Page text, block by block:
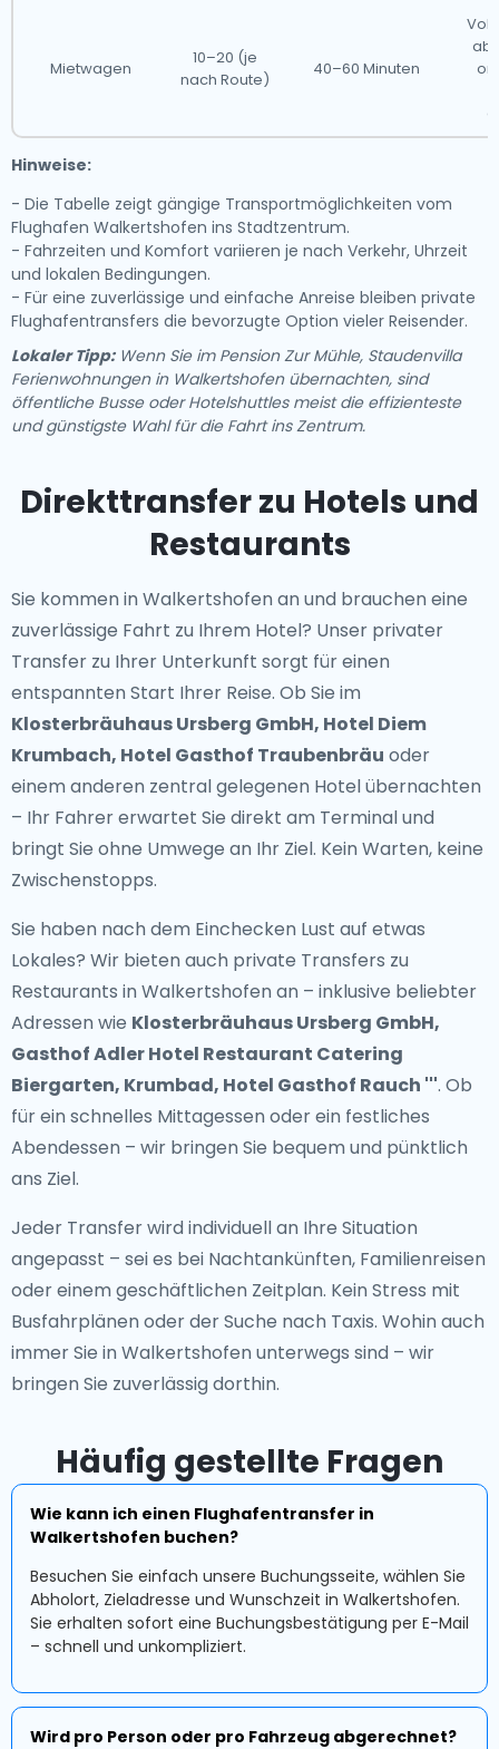
Mietwagen
10–20 (je
nach Route)
40–60 Minuten
Hinweise:
- Die Tabelle zeigt gängige Transportmöglichkeiten vom
Flughafen Walkertshofen ins Stadtzentrum.
- Fahrzeiten und Komfort variieren je nach Verkehr, Uhrzeit
und lokalen Bedingungen.
- Für eine zuverlässige und einfache Anreise bleiben private
Flughafentransfers die bevorzugte Option vieler Reisender.
Lokaler Tipp:Wenn Sie im Pension Zur Mühle, Staudenvilla
Ferienwohnungen in Walkertshofen übernachten, sind
öffentliche Busse oder Hotelshuttles meist die effizienteste
und günstigste Wahl für die Fahrt ins Zentrum.
Direkttransfer zu Hotels und
Restaurants
Sie kommen in Walkertshofen an und brauchen eine
zuverlässige Fahrt zu Ihrem Hotel? Unser privater
Transfer zu Ihrer Unterkunft sorgt für einen
entspannten Start Ihrer Reise. Ob Sie im
Klosterbräuhaus Ursberg GmbH, Hotel Diem
Krumbach, Hotel Gasthof Traubenbräu oder
einem anderen zentral gelegenen Hotel übernachten
– Ihr Fahrer erwartet Sie direkt am Terminal und
bringt Sie ohne Umwege an Ihr Ziel. Kein Warten, keine
Zwischenstopps.
Sie haben nach dem Einchecken Lust auf etwas
Lokales? Wir bieten auch private Transfers zu
Restaurants in Walkertshofen an – inklusive beliebter
Adressen wie Klosterbräuhaus Ursberg GmbH,
Gasthof Adler Hotel Restaurant Catering
Biergarten, Krumbad, Hotel Gasthof Rauch '''. Ob
für ein schnelles Mittagessen oder ein festliches
Abendessen – wir bringen Sie bequem und pünktlich
ans Ziel.
Jeder Transfer wird individuell an Ihre Situation
angepasst – sei es bei Nachtankünften, Familienreisen
oder einem geschäftlichen Zeitplan. Kein Stress mit
Busfahrplänen oder der Suche nach Taxis. Wohin auch
immer Sie in Walkertshofen unterwegs sind – wir
bringen Sie zuverlässig dorthin.
Häufig gestellte Fragen
Wie kann ich einen Flughafentransfer in
Walkertshofen buchen?
Besuchen Sie einfach unsere Buchungsseite, wählen Sie
Abholort, Zieladresse und Wunschzeit in Walkertshofen.
Sie erhalten sofort eine Buchungsbestätigung per E-Mail
– schnell und unkompliziert.
Wird pro Person oder pro Fahrzeug abgerechnet?